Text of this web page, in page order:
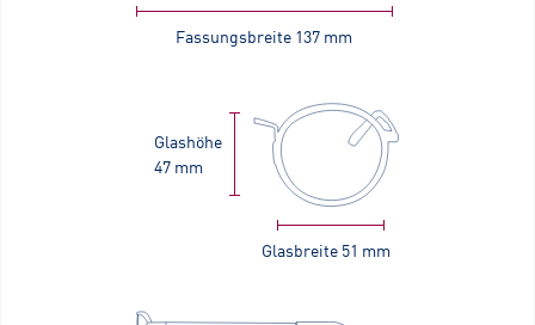
Fassungsbreite 137 mm
Glasbreite 51 mm
Glashöhe
47 mm